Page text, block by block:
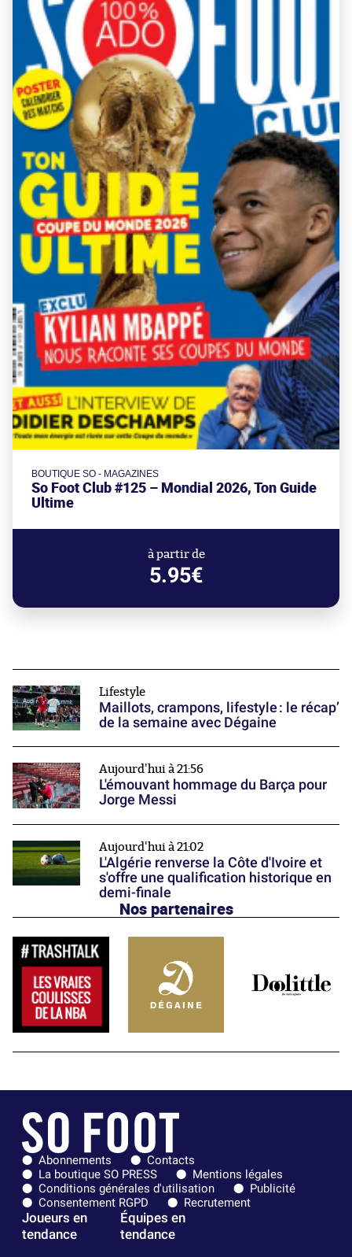
BOUTIQUE SO - MAGAZINES
So Foot Club #125 – Mondial 2026, Ton Guide
Ultime
à partir de
5.95€
Lifestyle
Maillots, crampons, lifestyle : le récap’
de la semaine avec Dégaine
Aujourd'hui à 21:56
L'émouvant hommage du Barça pour
Jorge Messi
Aujourd'hui à 21:02
L'Algérie renverse la Côte d'Ivoire et
s'offre une qualification historique en
demi-finale
Nos partenaires
Abonnements
Contacts
La boutique SO PRESS
Mentions légales
Conditions générales d'utilisation
Publicité
Consentement RGPD
Recrutement
Joueurs en
tendance
Équipes en
tendance